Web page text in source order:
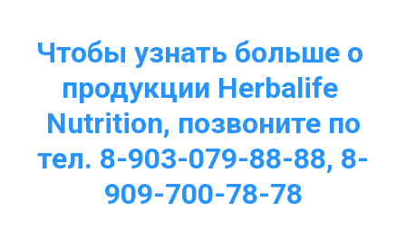
Чтобы узнать больше о
продукции Herbalife
Nutrition, позвоните по
тел. 8-903-079-88-88, 8-
909-700-78-78